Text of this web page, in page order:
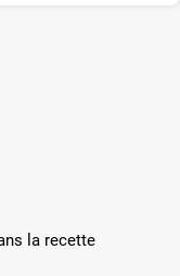
la recette